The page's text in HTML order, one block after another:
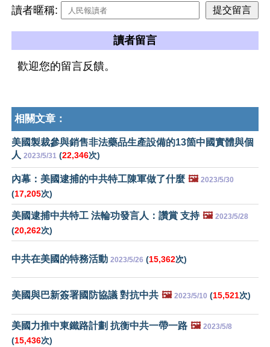
讀者暱稱:
讀者留言
歡迎您的留言反饋。
相關文章：
美國製裁參與銷售非法藥品生產設備的13箇中國實體與個
人 2023/5/31 (22,346次)
內幕：美國逮捕的中共特工陳軍做了什麼 🖼️ 2023/5/30
(17,205次)
美國逮捕中共特工 法輪功發言人：讚賞 支持 🖼️ 2023/5/28
(20,262次)
中共在美國的特務活動 2023/5/26 (15,362次)
美國與巴新簽署國防協議 對抗中共 🖼️ 2023/5/10 (15,521次)
美國力推中東鐵路計劃 抗衡中共一帶一路 🖼️ 2023/5/8
(15,436次)